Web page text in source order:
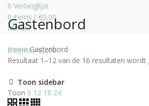
0 Verlanglijst
0items / €0,00
Menu
0items / €0,00
Gastenbord
HomeGastenbord
Resultaat 1–12 van de 16 resultaten wordt
Toon sidebar
Toon 9 12 18 24